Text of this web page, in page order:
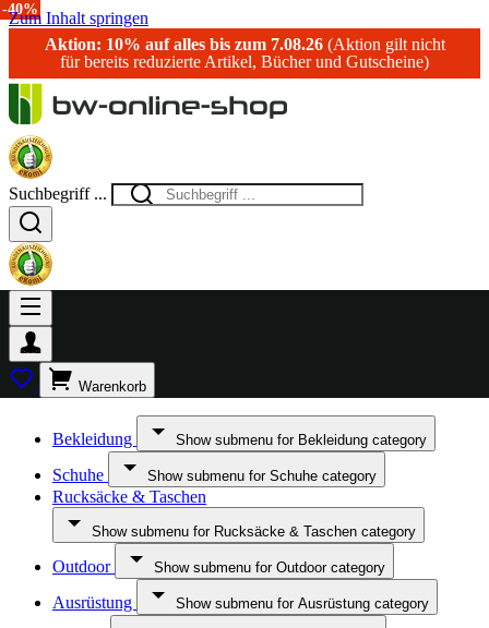
Zum Inhalt springen
Aktion: 10% auf alles bis zum 7.08.26(Aktion gilt nicht
für bereits reduzierte Artikel, Bücher und Gutscheine)
Suchbegriff ...
Warenkorb
Bekleidung Show submenu for Bekleidung category
Schuhe Show submenu for Schuhe category
Rucksäcke & Taschen
Show submenu for Rucksäcke & Taschen category
Outdoor Show submenu for Outdoor category
Ausrüstung Show submenu for Ausrüstung category
-40%
-25%
-20%
-40%